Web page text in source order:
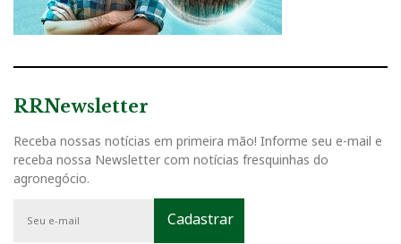
RRNewsletter
Receba nossas notícias em primeira mão! Informe seu e-mail e
receba nossa Newsletter com notícias fresquinhas do
agronegócio.